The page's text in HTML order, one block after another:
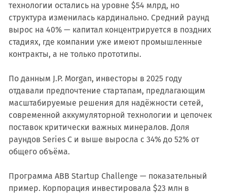
технологии остались на уровне $54 млрд, но
структура изменилась кардинально. Средний раунд
вырос на 40% — капитал концентрируется в поздних
стадиях, где компании уже имеют промышленные
контракты, а не только прототипы.
По данным J.P. Morgan, инвесторы в 2025 году
отдавали предпочтение стартапам, предлагающим
масштабируемые решения для надёжности сетей,
современной аккумуляторной технологии и цепочек
поставок критически важных минералов. Доля
раундов Series C и выше выросла с 34% до 52% от
общего объёма.
Программа ABB Startup Challenge — показательный
пример. Корпорация инвестировала $23 млн в